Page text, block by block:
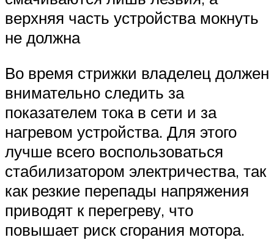
верхняя часть устройства мокнуть
не должна
Во время стрижки владелец должен
внимательно следить за
показателем тока в сети и за
нагревом устройства. Для этого
лучше всего воспользоваться
стабилизатором электричества, так
как резкие перепады напряжения
приводят к перегреву, что
повышает риск сгорания мотора.